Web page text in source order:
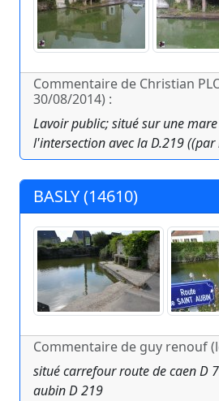
Commentaire de Christian
30/08/2014) :
Lavoir public; situé sur une
l'intersection avec la D.219 ((par
BASLY (14610)
Commentaire de guy renouf
situé carrefour route de caen D
aubin D 219